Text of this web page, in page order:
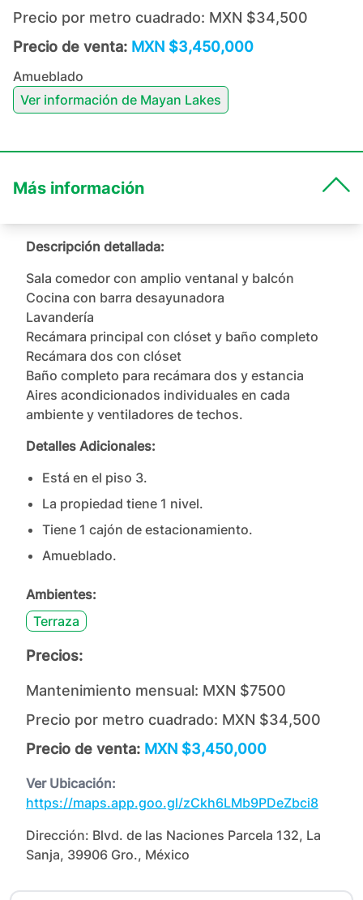
Precio por metro cuadrado: MXN $34,500
Precio de venta: MXN $3,450,000
Amueblado
Ver información de Mayan Lakes
Más información
Descripción detallada:
Sala comedor con amplio ventanal y balcón
Cocina con barra desayunadora
Lavandería
Recámara principal con clóset y baño completo
Recámara dos con clóset
Baño completo para recámara dos y estancia
Aires acondicionados individuales en cada
ambiente y ventiladores de techos.
Detalles Adicionales:
Está en el piso 3.
La propiedad tiene 1 nivel.
Tiene 1 cajón de estacionamiento.
Amueblado.
Ambientes:
Terraza
Precios:
Mantenimiento mensual: MXN $7500
Precio por metro cuadrado: MXN $34,500
Precio de venta: MXN $3,450,000
Ver Ubicación:
https://maps.app.goo.gl/zCkh6LMb9PDeZbci8
Dirección: Blvd. de las Naciones Parcela 132, La
Sanja, 39906 Gro., México